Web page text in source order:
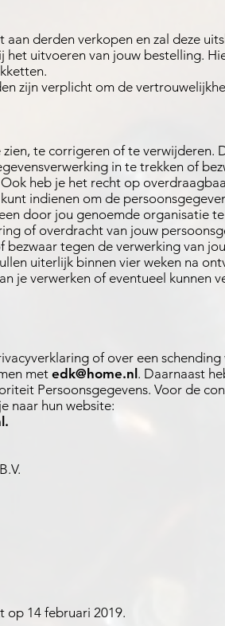
derden verkopen en zal deze
uitvoeren van jouw bestelling.
zijn verplicht om de
te corrigeren of te verwijderen.
in te trekken of
heb je het recht op
indienen om de
door jou genoemde organisatie
of overdracht van jouw
tegen de verwerking van
uiterlijk binnen vier weken na
je verwerken of eventueel kunnen
of over een schending
metedk@home.nl . Daarnaast
Persoonsgegevens. Voor de
naar hun website:
.
op 14 februari 2019.